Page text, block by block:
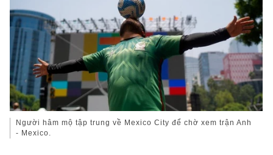
Người hâm mộ tập trung về Mexico City để chờ xem trận Anh
- Mexico.